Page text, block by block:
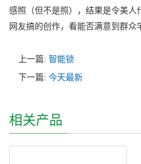
感照（但不是照），结果是令美人
网友搞的创作，看能否满意到群
上一篇: 智能锁
下一篇: 今天最新
相关产品